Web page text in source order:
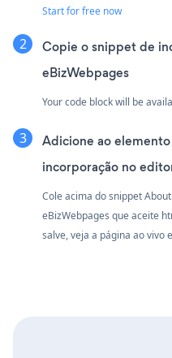
Start for free now
Copie o snippet de
eBizWebpages
Your code block will be
Adicione ao
incorporação no
Cole acima do snippet
eBizWebpages que aceite
salve, veja a página ao vivo